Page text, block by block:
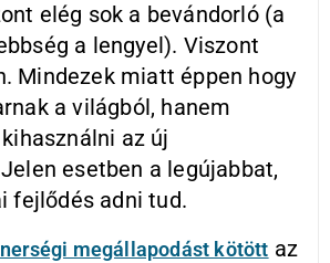
elég sok a bevándorló (a
a lengyel). Viszont
Mindezek miatt éppen hogy
a világból, hanem
az új
esetben a legújabbat,
fejlődés adni tud.
megállapodást kötött az